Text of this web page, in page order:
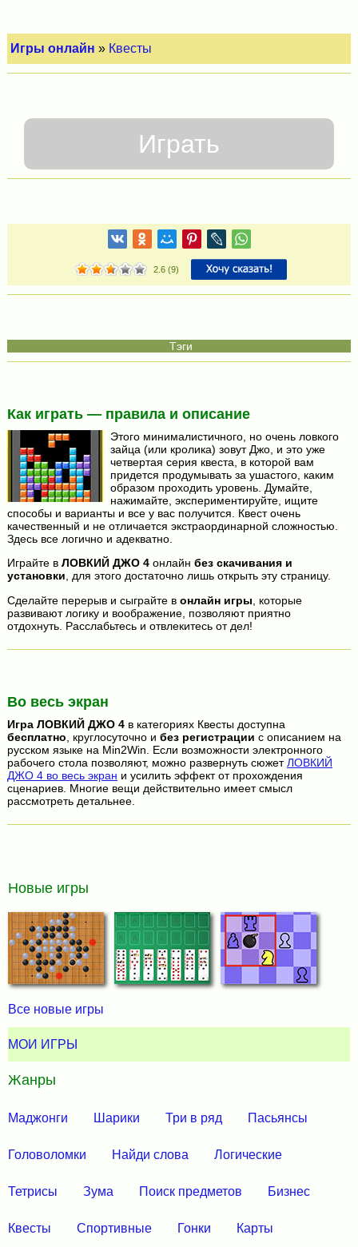
Игры онлайн » Квесты
Играть
2.6(9)
Как играть — правила и описание
Этого минималистичного, но очень ловкого
зайца (или кролика) зовут Джо, и это уже
четвертая серия квеста, в которой вам
придется продумывать за ушастого, каким
образом проходить уровень. Думайте,
нажимайте, экспериментируйте, ищите
способы и варианты и все у вас получится. Квест очень
качественный и не отличается экстраординарной сложностью.
Здесь все логично и адекватно.
Играйте в ЛОВКИЙ ДЖО 4онлайн без скачивания и
установки, для этого достаточно лишь открыть эту страницу.
Сделайте перерыв и сыграйте в онлайн игры , которые
развивают логику и воображение, позволяют приятно
отдохнуть. Расслабьтесь и отвлекитесь от дел!
Во весь экран
Игра ЛОВКИЙ ДЖО 4в категориях Квесты доступна
бесплатно , круглосуточно и без регистрации с описанием на
русском языке на Min2Win. Если возможности электронного
рабочего стола позволяют, можно развернуть сюжетЛОВКИЙ
ДЖО 4 во весь экран и усилить эффект от прохождения
сценариев. Многие вещи действительно имеет смысл
рассмотреть детальнее.
Новые игры
Все новые игры
МОИ ИГРЫ
Жанры
Маджонги Шарики Три в ряд Пасьянсы
Головоломки Найди слова Логические
Тетрисы Зума Поиск предметов Бизнес
Квесты Спортивные Гонки Карты